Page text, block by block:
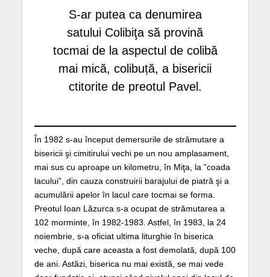
S-ar putea ca denumirea
satului Colibiţa să provină
tocmai de la aspectul de colibă
mai mică, colibuță, a bisericii
ctitorite de preotul Pavel.
În 1982 s-au început demersurile de strămutare a
bisericii şi cimitirului vechi pe un nou amplasament,
mai sus cu aproape un kilometru, în Miţa, la ”coada
lacului”, din cauza construirii barajului de piatră şi a
acumulării apelor în lacul care tocmai se forma.
Preotul Ioan Lăzurca s-a ocupat de strămutarea a
102 morminte, în 1982-1983. Astfel, în 1983, la 24
noiembrie, s-a oficiat ultima liturghie în biserica
veche, după care aceasta a fost demolată, după 100
de ani. Astăzi, biserica nu mai există, se mai vede